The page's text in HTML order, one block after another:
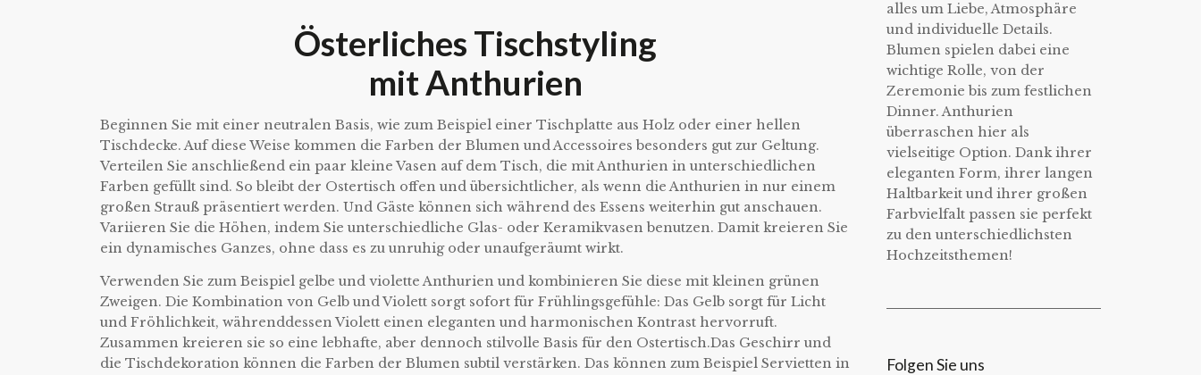
Österliches Tischstyling
mit Anthurien
Beginnen Sie mit einer neutralen Basis, wie zum Beispiel einer Tischplatte aus Holz oder einer hellen
Tischdecke. Auf diese Weise kommen die Farben der Blumen und Accessoires besonders gut zur Geltung.
Verteilen Sie anschließend ein paar kleine Vasen auf dem Tisch, die mit Anthurien in unterschiedlichen
Farben gefüllt sind. So bleibt der Ostertisch offen und übersichtlicher, als wenn die Anthurien in nur einem
großen Strauß präsentiert werden. Und Gäste können sich während des Essens weiterhin gut anschauen.
Variieren Sie die Höhen, indem Sie unterschiedliche Glas- oder Keramikvasen benutzen. Damit kreieren Sie
ein dynamisches Ganzes, ohne dass es zu unruhig oder unaufgeräumt wirkt.
Verwenden Sie zum Beispiel gelbe und violette Anthurien und kombinieren Sie diese mit kleinen grünen
Zweigen. Die Kombination von Gelb und Violett sorgt sofort für Frühlingsgefühle: Das Gelb sorgt für Licht
und Fröhlichkeit, währenddessen Violett einen eleganten und harmonischen Kontrast hervorruft.
Zusammen kreieren sie so eine lebhafte, aber dennoch stilvolle Basis für den Ostertisch.Das Geschirr und
die Tischdekoration können die Farben der Blumen subtil verstärken. Das können zum Beispiel Servietten in
alles um Liebe, Atmosphäre
und individuelle Details.
Blumen spielen dabei eine
wichtige Rolle, von der
Zeremonie bis zum festlichen
Dinner. Anthurien
überraschen hier als
vielseitige Option. Dank ihrer
eleganten Form, ihrer langen
Haltbarkeit und ihrer großen
Farbvielfalt passen sie perfekt
zu den unterschiedlichsten
Hochzeitsthemen!
Folgen Sie uns